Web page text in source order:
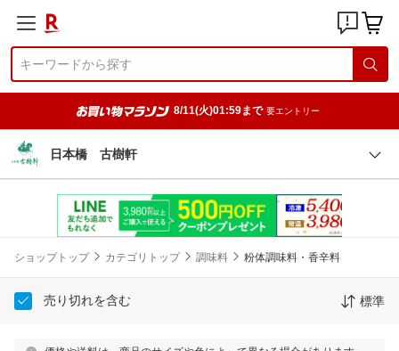
8/11(火)01:59まで 要エントリー
日本橋 古樹軒
ショップトップ カテゴリトップ 調味料 粉体調味料・香辛料
売り切れを含む 標準